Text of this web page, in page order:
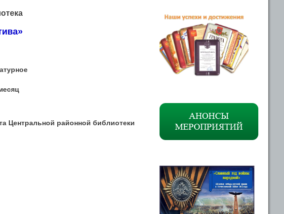
Центральной районной библиотеки